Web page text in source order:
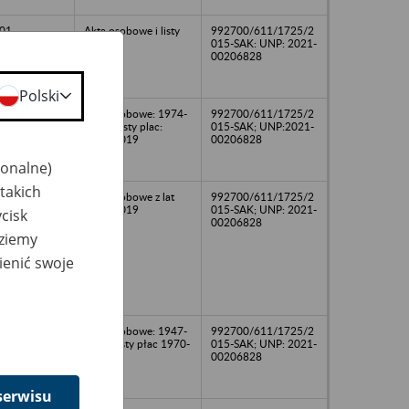
Akta osobowe i listy
992700/611/1725/2
015-SAK: UNP: 2021-
00206828
Akta osobowe: 1974-
2011; Listy plac:
1994-2019
992700/611/1725/2
015-SAK; UNP:2021-
00206828
Akta osobowe z lat
1992-2019
992700/611/1725/2
015-SAK; UNP: 2021-
00206828
Akta osobowe: 1947-
2021; listy płac 1970-
992700/611/1725/2
015-SAK; UNP: 2021-
00206828
Polski
swoje